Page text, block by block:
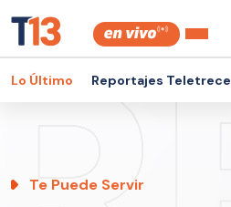
Lo Último Reportajes Teletrece
Te Puede Servir